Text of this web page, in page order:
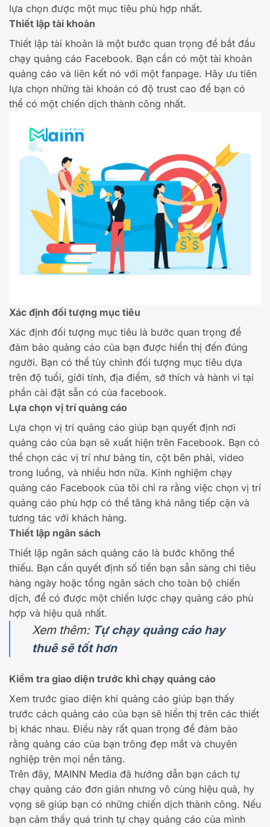
lựa chọn được một mục tiêu phù hợp nhất.
Thiết lập tài khoản
Thiết lập tài khoản là một bước quan trọng để bắt đầu
chạy quảng cáo Facebook. Bạn cần có một tài khoản
quảng cáo và liên kết nó với một fanpage. Hãy ưu tiên
lựa chọn những tài khoản có độ trust cao để bạn có
thể có một chiến dịch thành công nhất.
Xác định đối tượng mục tiêu
Xác định đối tượng mục tiêu là bước quan trọng để
đảm bảo quảng cáo của bạn được hiển thị đến đúng
người. Bạn có thể tùy chỉnh đối tượng mục tiêu dựa
trên độ tuổi, giới tính, địa điểm, sở thích và hành vi tại
phần cài đặt sẵn có của facebook.
Lựa chọn vị trí quảng cáo
Lựa chọn vị trí quảng cáo giúp bạn quyết định nơi
quảng cáo của bạn sẽ xuất hiện trên Facebook. Bạn có
thể chọn các vị trí như bảng tin, cột bên phải, video
trong luồng, và nhiều hơn nữa. Kinh nghiệm chạy
quảng cáo Facebook của tôi chỉ ra rằng việc chọn vị trí
quảng cáo phù hợp có thể tăng khả năng tiếp cận và
tương tác với khách hàng.
Thiết lập ngân sách
Thiết lập ngân sách quảng cáo là bước không thể
thiếu. Bạn cần quyết định số tiền bạn sẵn sàng chi tiêu
hàng ngày hoặc tổng ngân sách cho toàn bộ chiến
dịch, để có được một chiến lược chạy quảng cáo phù
hợp và hiệu quả nhất.
Xem thêm: Tự chạy quảng cáo hay
thuê sẽ tốt hơn
Kiểm tra giao diện trước khi chạy quảng cáo
Xem trước giao diện khi quảng cáo giúp bạn thấy
trước cách quảng cáo của bạn sẽ hiển thị trên các thiết
bị khác nhau. Điều này rất quan trọng để đảm bảo
rằng quảng cáo của bạn trông đẹp mắt và chuyên
nghiệp trên mọi nền tảng.
Trên đây, MAINN Media đã hướng dẫn bạn cách tự
chạy quảng cáo đơn giản nhưng vô cùng hiệu quả, hy
vọng sẽ giúp bạn có những chiến dịch thành công. Nếu
bạn cảm thấy quá trình tự chạy quảng cáo của mình